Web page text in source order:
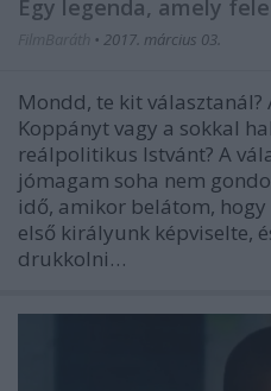
Egy legenda, amely
• 2017. március 03.
Mondd, te kit
Koppányt vagy a sokkal
reálpolitikus Istvánt? A
jómagam soha nem
idő, amikor belátom,
első királyunk képviselte,
drukkolni…